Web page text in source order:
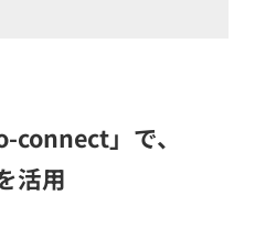
connect」で、
活用